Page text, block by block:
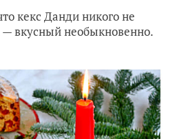
кекс Данди никого не
вкусный необыкновенно.